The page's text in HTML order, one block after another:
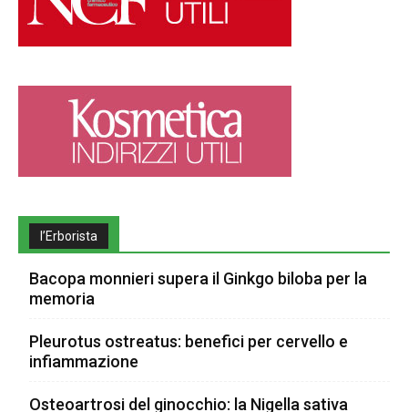
l’Erborista
Bacopa monnieri supera il Ginkgo biloba per la
memoria
Pleurotus ostreatus: benefici per cervello e
infiammazione
Osteoartrosi del ginocchio: la Nigella sativa